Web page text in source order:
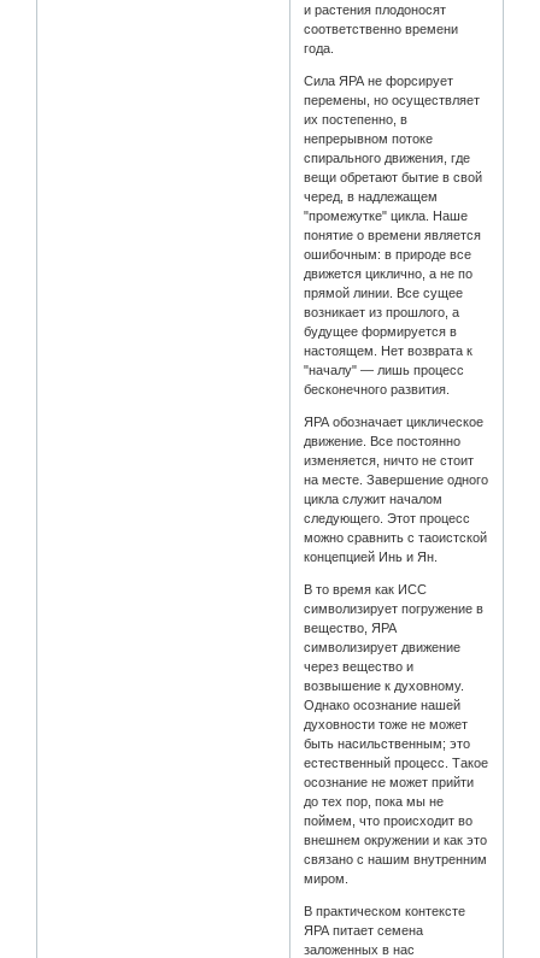
и растения плодоносят
соответственно времени
года.
Сила ЯРА не форсирует
перемены, но осуществляет
их постепенно, в
непрерывном потоке
спирального движения, где
вещи обретают бытие в свой
черед, в надлежащем
"промежутке" цикла. Наше
понятие о времени является
ошибочным: в природе все
движется циклично, а не по
прямой линии. Все сущее
возникает из прошлого, а
будущее формируется в
настоящем. Нет возврата к
"началу" — лишь процесс
бесконечного развития.
ЯРА обозначает циклическое
движение. Все постоянно
изменяется, ничто не стоит
на месте. Завершение одного
цикла служит началом
следующего. Этот процесс
можно сравнить с таоистской
концепцией Инь и Ян.
В то время как ИСС
символизирует погружение в
вещество, ЯРА
символизирует движение
через вещество и
возвышение к духовному.
Однако осознание нашей
духовности тоже не может
быть насильственным; это
естественный процесс. Такое
осознание не может прийти
до тех пор, пока мы не
поймем, что происходит во
внешнем окружении и как это
связано с нашим внутренним
миром.
В практическом контексте
ЯРА питает семена
заложенных в нас